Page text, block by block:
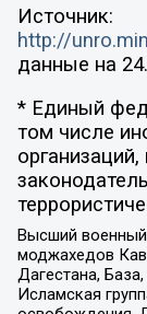
Источник:
http://
данные на
* Единый
том числе
Высший
моджахедов
Дагестана,
Исламская